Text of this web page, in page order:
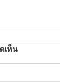
เห็น